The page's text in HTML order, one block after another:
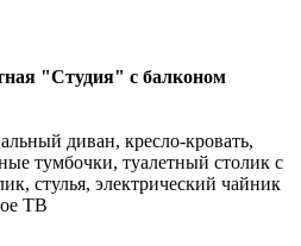
"Студия" с балконом
диван, кресло-кровать,
тумбочки, туалетный столик с
стулья, электрический чайник
ТВ